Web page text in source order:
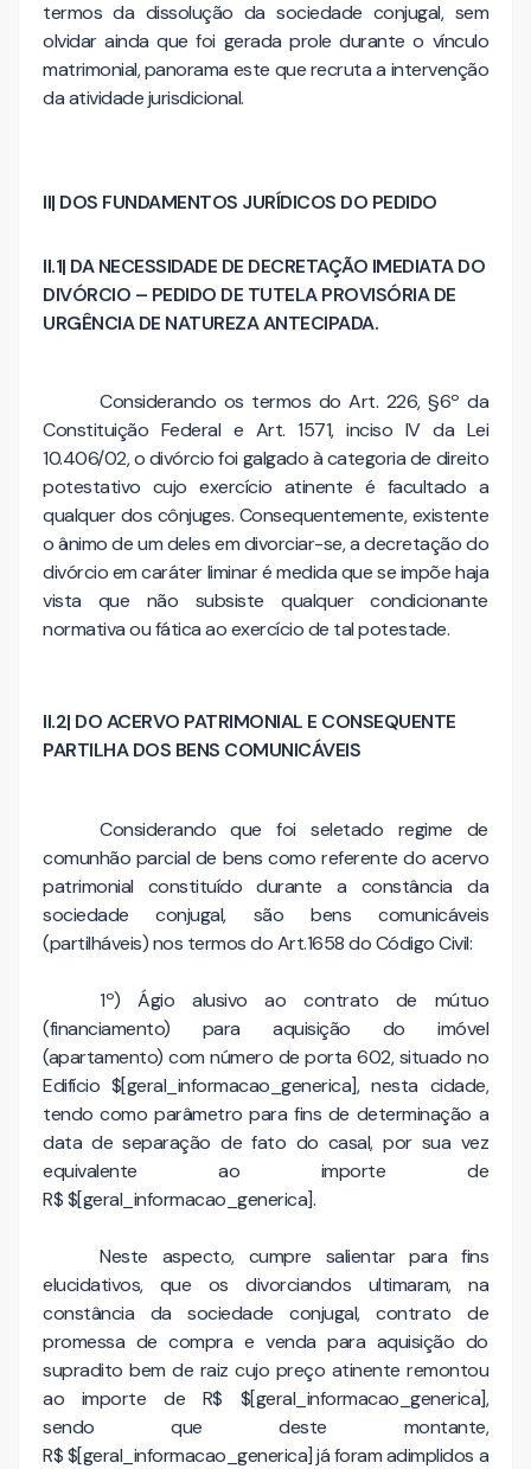
termos da dissolução da sociedade conjugal, sem
olvidar ainda que foi gerada prole durante o vínculo
matrimonial, panorama este que recruta a intervenção
da atividade jurisdicional.
II| DOS FUNDAMENTOS JURÍDICOS DO PEDIDO
II.1| DA NECESSIDADE DE DECRETAÇÃO IMEDIATA DO
DIVÓRCIO – PEDIDO DE TUTELA PROVISÓRIA DE
URGÊNCIA DE NATUREZA ANTECIPADA.
Considerando os termos do Art. 226, §6º da
Constituição Federal e Art. 1571, inciso IV da Lei
10.406/02, o divórcio foi galgado à categoria de direito
potestativo cujo exercício atinente é facultado a
qualquer dos cônjuges. Consequentemente, existente
o ânimo de um deles em divorciar-se, a decretação do
divórcio em caráter liminar é medida que se impõe haja
vista que não subsiste qualquer condicionante
normativa ou fática ao exercício de tal potestade.
II.2| DO ACERVO PATRIMONIAL E CONSEQUENTE
PARTILHA DOS BENS COMUNICÁVEIS
Considerando que foi seletado regime de
comunhão parcial de bens como referente do acervo
patrimonial constituído durante a constância da
sociedade conjugal, são bens comunicáveis
(partilháveis) nos termos do Art.1658 do Código Civil:
1º) Ágio alusivo ao contrato de mútuo
(financiamento) para aquisição do imóvel
(apartamento) com número de porta 602, situado no
Edifício $[geral_informacao_generica], nesta cidade,
tendo como parâmetro para fins de determinação a
data de separação de fato do casal, por sua vez
equivalente ao importe de
R$ $[geral_informacao_generica].
Neste aspecto, cumpre salientar para fins
elucidativos, que os divorciandos ultimaram, na
constância da sociedade conjugal, contrato de
promessa de compra e venda para aquisição do
supradito bem de raiz cujo preço atinente remontou
ao importe de R$ $[geral_informacao_generica],
sendo que deste montante,
R$ $[geral_informacao_generica] já foram adimplidos a